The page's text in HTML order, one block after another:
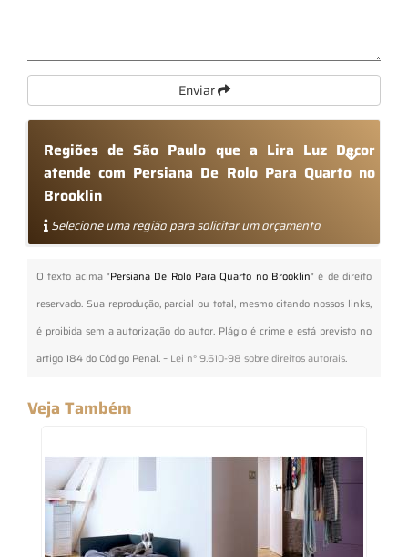
Enviar
Regiões de São Paulo que a Lira Luz Decor
atende com Persiana De Rolo Para Quarto no
Brooklin
Selecione uma região para solicitar um orçamento
O texto acima "Persiana De Rolo Para Quarto no Brooklin" é de direito
reservado. Sua reprodução, parcial ou total, mesmo citando nossos links,
é proibida sem a autorização do autor. Plágio é crime e está previsto no
artigo 184 do Código Penal. – Lei n° 9.610-98 sobre direitos autorais.
Veja Também